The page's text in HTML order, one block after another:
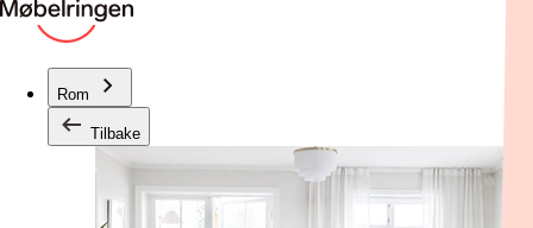
Rom
Tilbake